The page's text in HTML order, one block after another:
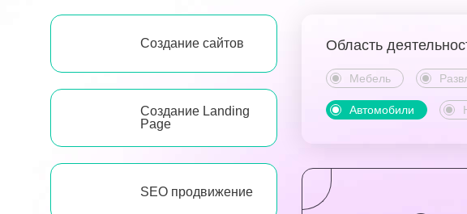
Создание сайтов
Создание Landing
Page
SEO продвижение
Область
Мебель
Автомобили